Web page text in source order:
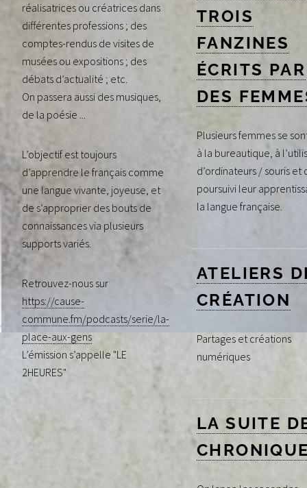
réalisatrices ou créatrices dans
différentes professions ; des
comptes-rendus de visites de
musées ou expositions ; des
débats d’actualité ; etc.
On passera aussi des musiques,
de la poésie ...
L’objectif est toujours
d’apprendre le français comme
une langue vivante, joyeuse, et
de s’approprier des bouts de
connaissances via plusieurs
supports variés.
Retrouvez-nous sur
https://cause-
commune.fm/podcasts/serie/la-
place-aux-gens
L’émission s’appelle "LE
2HEURES"
TROIS
FANZINES
ÉCRITS PAR
DES
Plusieurs femmes se
à la bureautique, à
d’ordinateurs / souris et
poursuivi leur
la langue française.
ATELIERS
CRÉATION
Partages et créations
numériques
LA SUITE